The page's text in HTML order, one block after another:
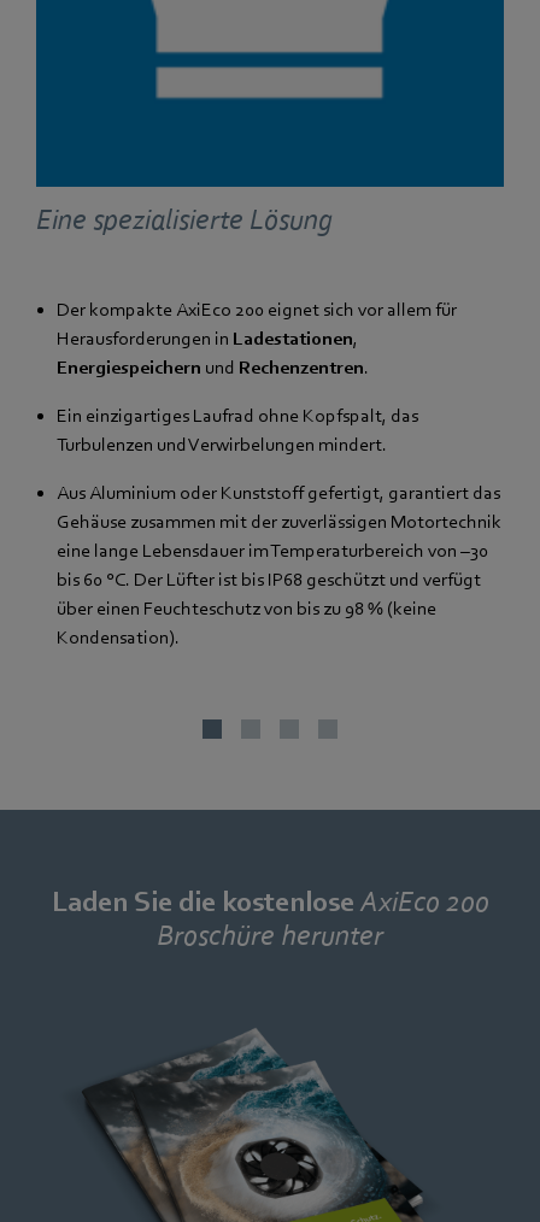
Eine spezialisierte Lösung
Der kompakte AxiEco 200 eignet sich vor allem für
Herausforderungen in Ladestationen,
Energiespeichern und Rechenzentren.
Ein einzigartiges Laufrad ohne Kopfspalt, das
Turbulenzen und Verwirbelungen mindert.
Aus Aluminium oder Kunststoff gefertigt, garantiert das
Gehäuse zusammen mit der zuverlässigen Motortechnik
eine lange Lebensdauer im Temperaturbereich von –30
bis 60 °C. Der Lüfter ist bis IP68 geschützt und verfügt
über einen Feuchteschutz von bis zu 98 % (keine
Kondensation).
Laden Sie die kostenlose AxiEco 200
Broschüre herunter